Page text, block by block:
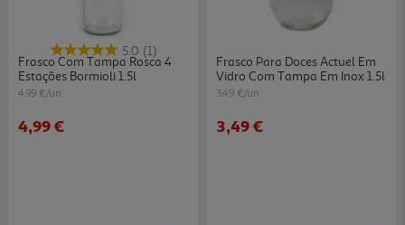
5.0 (1)
Frasco Com Tampa Rosca 4
Estações Bormioli 1.5l
4.99 €/un
4,99 €
Frasco Para Doces Actuel Em
Vidro Com Tampa Em Inox 1.5l
3.49 €/un
3,49 €